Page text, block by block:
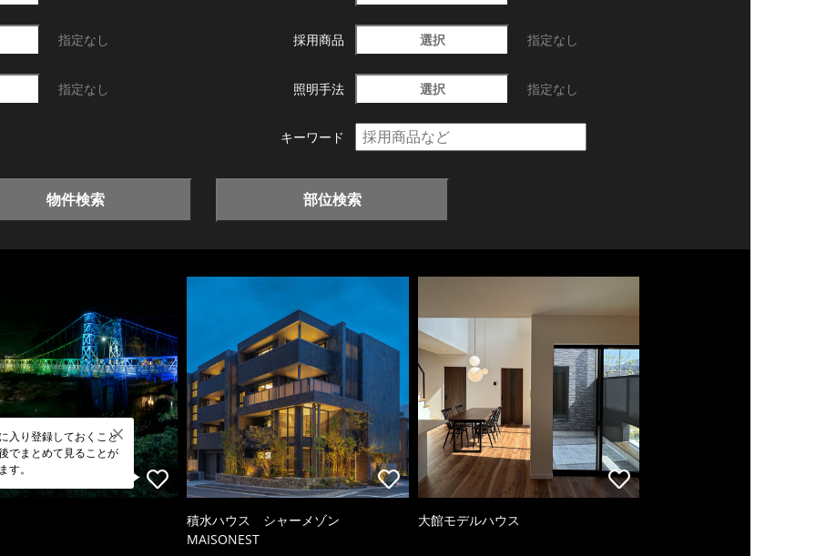
指定なし 採用商品 選択 指定なし
指定なし 照明手法 選択 指定なし
キーワード
物件検索 部位検索
入り登録しておくこと
でまとめて見ることが
す。
積水ハウス シャーメゾン
MAISONEST
大館モデルハウス